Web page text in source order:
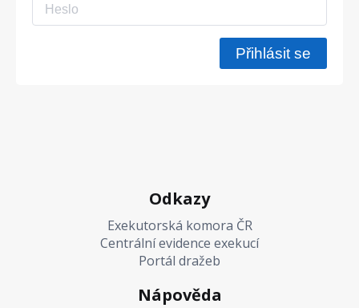
Odkazy
Exekutorská komora ČR
Centrální evidence exekucí
Portál dražeb
Nápověda